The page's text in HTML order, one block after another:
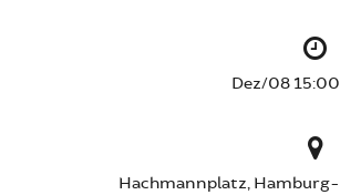
Dez/08 15:00
Hachmannplatz, Hamburg-